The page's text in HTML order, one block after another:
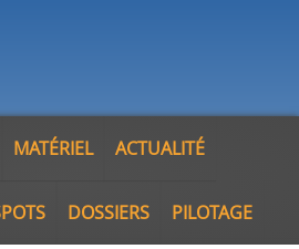
MATÉRIEL ACTUALITÉ
DOSSIERS PILOTAGE